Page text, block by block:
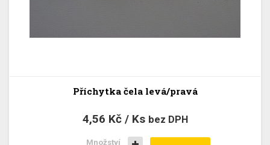
Příchytka čela levá/pravá
4,56 Kč / Ks bez DPH
Množství